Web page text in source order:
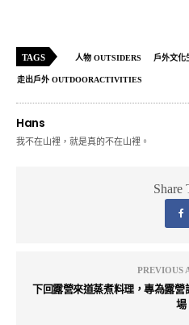
TAGS 人物 OUTSIDERS 戶外文化
走出戶外 OUTDOORACTIVITIES
Hans
我不在山裡，就是真的不在山裡。
Share
PREVIOUS
下回露營來道蒸煮料理，專為露
場